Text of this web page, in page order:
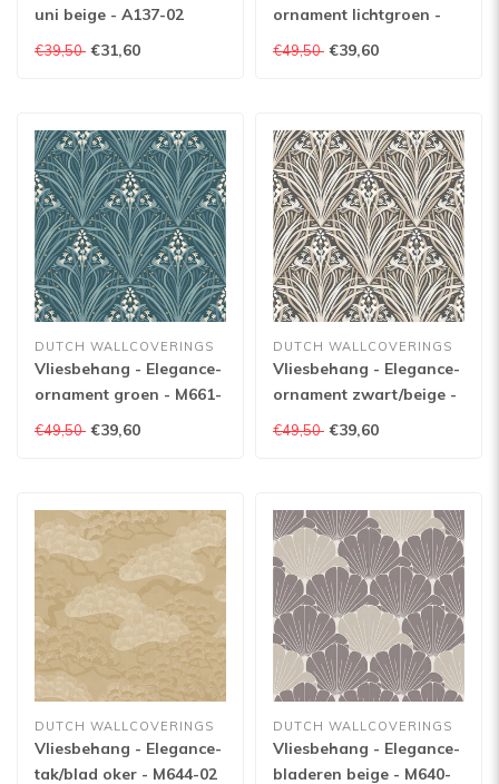
uni beige - A137-02
€39,50 €31,60
ornament lichtgroen -
M661-24
€49,50 €39,60
DUTCH WALLCOVERINGS
Vliesbehang - Elegance-
ornament groen - M661-
14
€49,50 €39,60
DUTCH WALLCOVERINGS
Vliesbehang - Elegance-
ornament zwart/beige -
M661-09
€49,50 €39,60
DUTCH WALLCOVERINGS
Vliesbehang - Elegance-
tak/blad oker - M644-02
DUTCH WALLCOVERINGS
Vliesbehang - Elegance-
bladeren beige - M640-